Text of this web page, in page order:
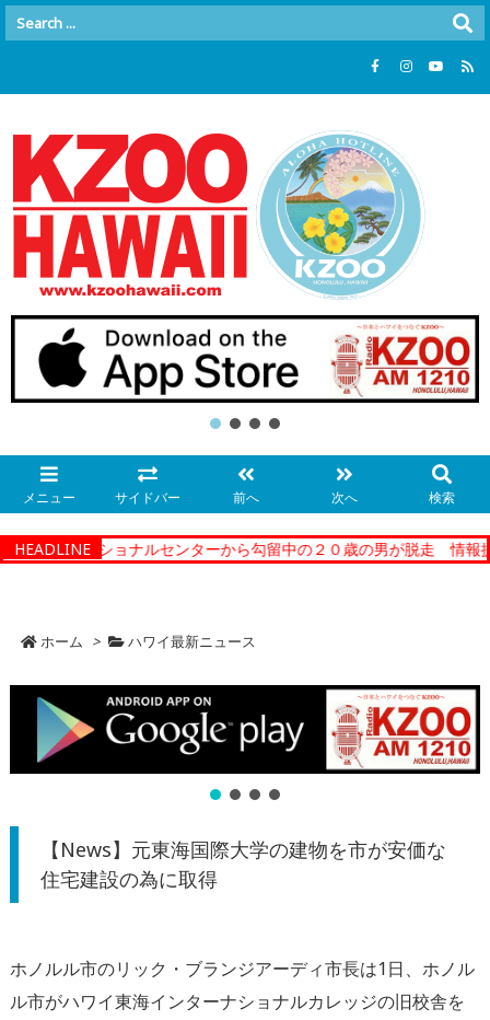
メニュー サイドバー 前へ 次へ 検索
HEADLINE
ーコレクショナルセンターから勾留中の２０歳の男が脱走 情報提
ホーム > ハワイ最新ニュース
【News】元東海国際大学の建物を市が安価な
住宅建設の為に取得
ホノルル市のリック・ブランジアーディ市長は1日、ホノル
ル市がハワイ東海インターナショナルカレッジの旧校舎を